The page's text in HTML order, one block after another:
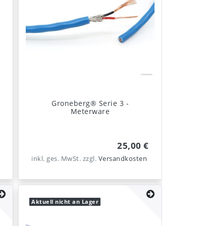
Groneberg® Serie 3 -
Meterware
25,00 €
inkl. ges. MwSt. zzgl. Versandkosten
Aktuell nicht an Lager